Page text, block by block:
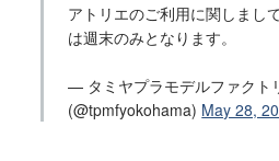
アトリエのご利用に関しまし
は週末のみとなります。
— タミヤプラモデルファクト
(@tpmfyokohama) May 28,